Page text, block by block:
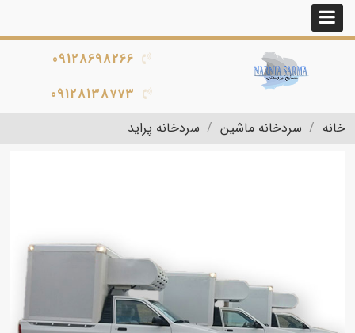
09128698266
09128138773
خانه
سردخانه ماشین سردخانه پراید